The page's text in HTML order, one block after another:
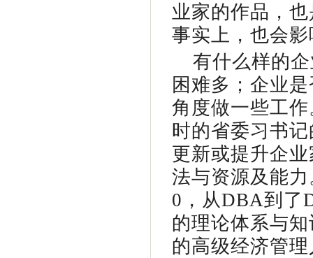
业家的作品，
事实上，也会
有什么样的
困难多；企业
角度做一些工
时的省委习书
更新或提升企
法与资源及能
0，从DBA到了
的理论体系与
的高级经济管